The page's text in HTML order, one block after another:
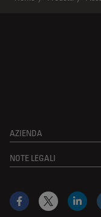
AZIENDA
NOTE LEGALI
Facebook
X